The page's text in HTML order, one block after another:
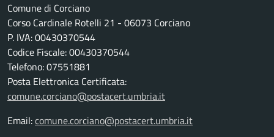
Comune di Corciano
Corso Cardinale Rotelli 21 - 06073 Corciano
P. IVA: 00430370544
Codice Fiscale: 00430370544
Telefono: 07551881
Posta Elettronica Certificata:
comune.corciano@postacert.umbria.it
Email:comune.corciano@postacert.umbria.it